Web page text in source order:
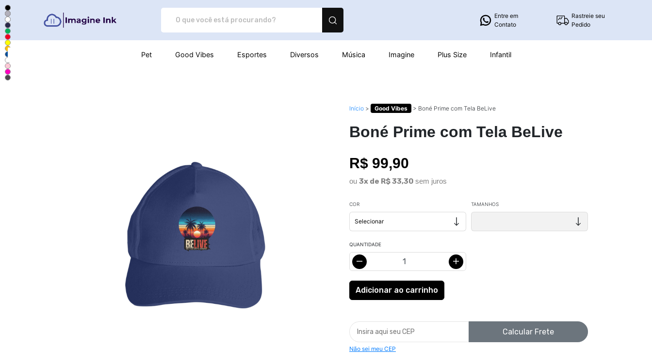
Imagine Ink - Camisetas e produtos personalizados
Entre em
Contato
Rastreie seu
Pedido
Pet Good Vibes Esportes Diversos Música Imagine Plus Size Infantil
Início > Good Vibes > Boné Prime com Tela BeLive
Boné Prime com Tela BeLive
R$ 99,90
ou 3x de R$ 33,30 sem juros
COR TAMANHOS
QUANTIDADE
Calcular Frete
Não sei meu CEP